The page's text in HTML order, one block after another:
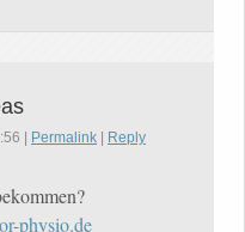
| Permalink | Reply
physio.de